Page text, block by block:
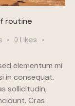
routine
0 Likes
elementum mi
in consequat.
sollicitudin,
Cras